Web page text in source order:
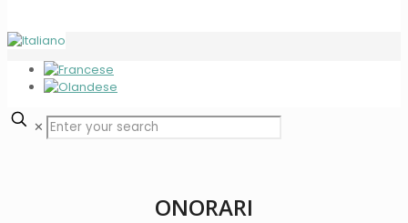
✕
ONORARI